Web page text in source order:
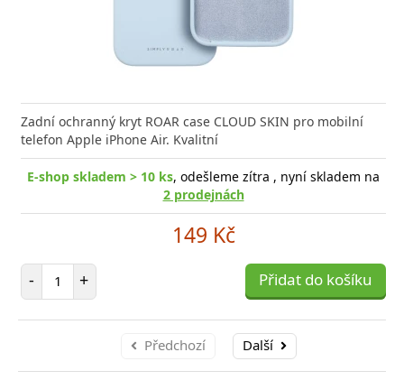
Zadní ochranný kryt ROAR case CLOUD SKIN pro mobilní
telefon Apple iPhone Air. Kvalitní
E-shop skladem > 10 ks, odešleme zítra , nyní skladem na
2 prodejnách
149 Kč
- Počet položek
+ Přidat do košíku
Předchozí Další